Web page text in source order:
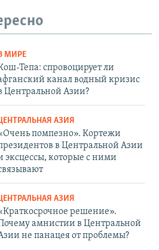
МИРЕ
Тепа: спровоцирует ли
канал водный кризис
Центральной Азии?
АЗИЯ
помпезно». Кортежи
в Центральной Азии
эксцессы, которые с ними
АЗИЯ
решение».
амнистии в Центральной
не панацея от проблемы?